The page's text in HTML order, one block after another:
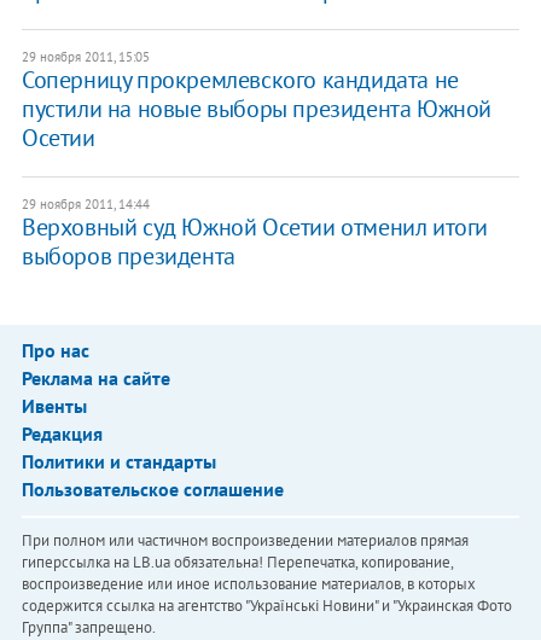
29 ноября 2011, 15:05
Соперницу прокремлевского кандидата не
пустили на новые выборы президента Южной
Осетии
29 ноября 2011, 14:44
Верховный суд Южной Осетии отменил итоги
выборов президента
Про нас
Реклама на сайте
Ивенты
Редакция
Политики и стандарты
Пользовательское соглашение
При полном или частичном воспроизведении материалов прямая
гиперссылка на LB.ua обязательна! Перепечатка, копирование,
воспроизведение или иное использование материалов, в которых
содержится ссылка на агентство "Українськi Новини" и "Украинская Фото
Группа" запрещено.